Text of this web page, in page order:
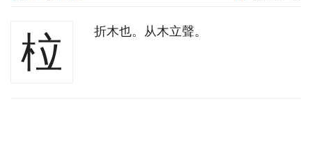
柆 折木也。从木立聲。